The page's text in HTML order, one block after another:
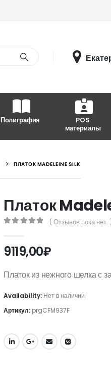
Полиграфия
POS
материалы
ПЛАТОК MADELEINE SILK
Платок
( Отзывов пока нет.
9119,00₽
Платок из нежного шелка с
Availability: Нет в наличии
Артикул: prgCFM937F